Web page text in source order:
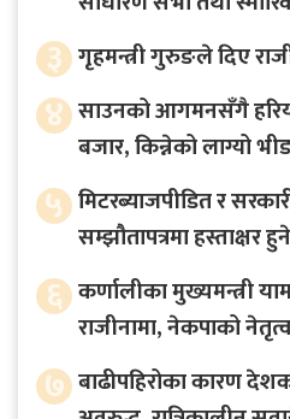
३ गृहमन्त्री गुरुङले दिए
४ साउनको आगमनसँगै
बजार, किन्नेको लाग्यो भीड
५ मिटरब्याजपीडित र
सम्झौतापत्रमा हस्ताक्षर
६ कर्णालीका मुख्यमन्त्री
राजीनामा, नेकपाको
७ बाढीपहिरोका कारण